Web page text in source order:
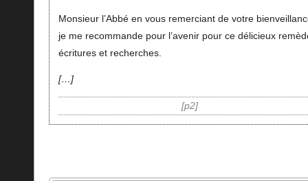
Monsieur l’Abbé en vous remerciant de votre
je me recommande pour l’avenir pour ce délicieux
écritures et recherches.
…
p2